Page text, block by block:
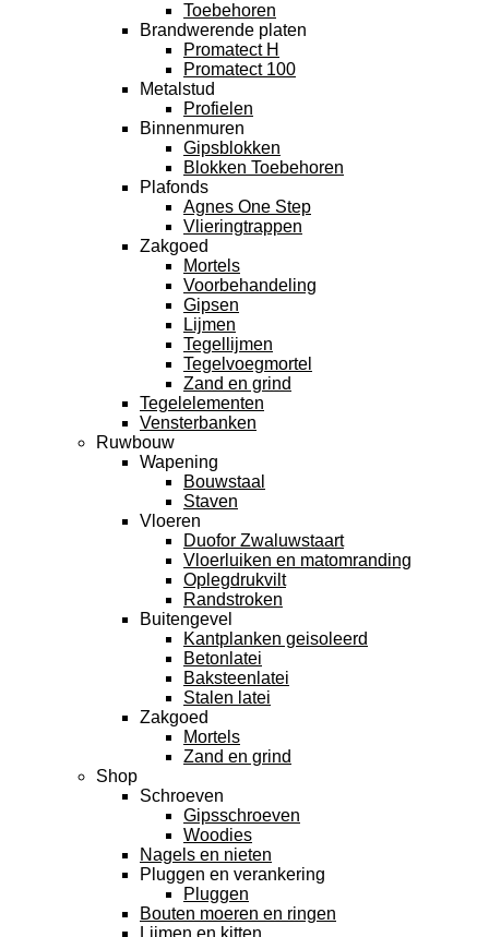
Toebehoren
Brandwerende platen
Promatect H
Promatect 100
Metalstud
Profielen
Binnenmuren
Gipsblokken
Blokken Toebehoren
Plafonds
Agnes One Step
Vlieringtrappen
Zakgoed
Mortels
Voorbehandeling
Gipsen
Lijmen
Tegellijmen
Tegelvoegmortel
Zand en grind
Tegelelementen
Vensterbanken
Ruwbouw
Wapening
Bouwstaal
Staven
Vloeren
Duofor Zwaluwstaart
Vloerluiken en matomranding
Oplegdrukvilt
Randstroken
Buitengevel
Kantplanken geisoleerd
Betonlatei
Baksteenlatei
Stalen latei
Zakgoed
Mortels
Zand en grind
Shop
Schroeven
Gipsschroeven
Woodies
Nagels en nieten
Pluggen en verankering
Pluggen
Bouten moeren en ringen